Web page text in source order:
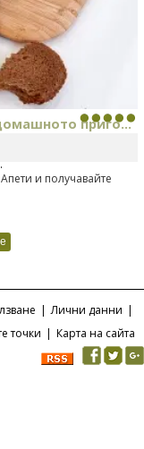
приго...
на изцяло нов
и получавайте
| Лични данни |
точки | Карта на сайта